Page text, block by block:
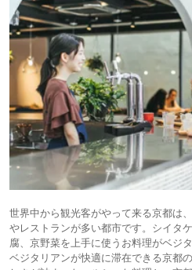
世界中から観光客がやって来る京都は
やレストランが多い都市です。シイタ
腐、京野菜を上手に使うお料理がベジ
ベジタリアンが快適に滞在できる京都